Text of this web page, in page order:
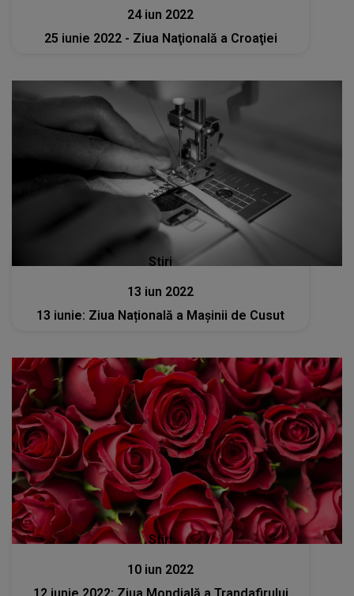
24 iun 2022
25 iunie 2022 - Ziua Naţională a Croaţiei
Stiri
13 iun 2022
13 iunie: Ziua Națională a Mașinii de Cusut
Stiri
10 iun 2022
12 iunie 2022: Ziua Mondială a Trandafirului